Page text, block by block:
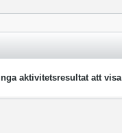
Inga aktivitetsresultat att visa